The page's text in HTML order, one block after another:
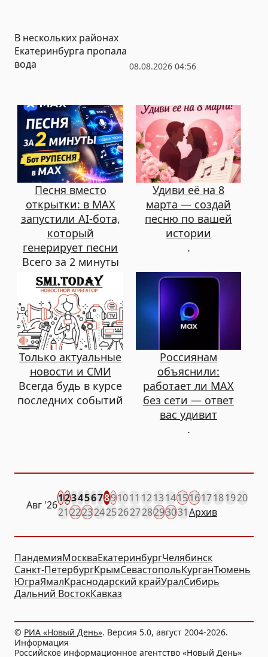
08.08.2026 04:56
В нескольких районах
Екатеринбурга пропала
вода
Песня вместо
открытки: в MAX
запустили AI-бота,
который
генерирует песни
Всего за 2 минуты
Удиви её на 8
марта — создай
песню по вашей
истории
.
Только актуальные
новости и СМИ
Всегда будь в курсе
последних событий
Россиянам
объяснили:
работает ли MAX
без сети — ответ
вас удивит
.
Авг '26
1234567891011 121314151617181920
21 22232425262728293031Архив
ПандемияМоскваЕкатеринбургЧелябинск
Санкт-ПетербургКрымСевастопольКурганТюмень
ЮграЯмалКраснодарский крайУралСибирь
Дальний ВостокКавказ
© РИА «Новый День». Версия 5.0, август 2004-2026.
Информация
Российское информационное агентство «Новый День»